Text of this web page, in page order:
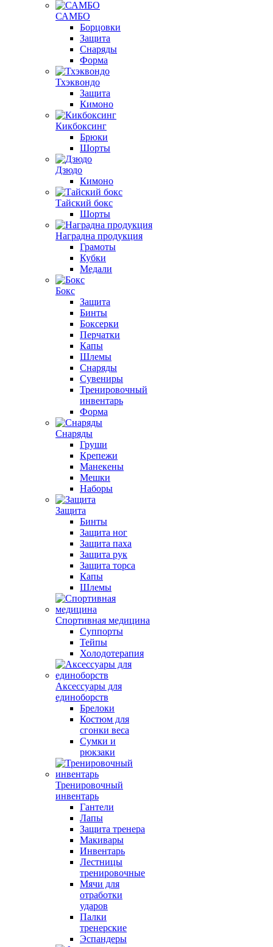
САМБО
Борцовки
Защита
Снаряды
Форма
Тхэквондо
Защита
Кимоно
Кикбоксинг
Брюки
Шорты
Дзюдо
Кимоно
Тайский бокс
Шорты
Наградна продукция
Грамоты
Кубки
Медали
Бокс
Защита
Бинты
Боксерки
Перчатки
Капы
Шлемы
Снаряды
Сувениры
Тренировочный
инвентарь
Форма
Снаряды
Груши
Крепежи
Манекены
Мешки
Наборы
Защита
Бинты
Защита ног
Защита паха
Защита рук
Защита торса
Капы
Шлемы
Спортивная медицина
Суппорты
Тейпы
Холодотерапия
Аксессуары для
единоборств
Брелоки
Костюм для
сгонки веса
Сумки и
рюкзаки
Тренировочный
инвентарь
Гантели
Лапы
Защита тренера
Макивары
Инвентарь
Лестницы
тренировочные
Мячи для
отработки
ударов
Палки
тренерские
Эспандеры